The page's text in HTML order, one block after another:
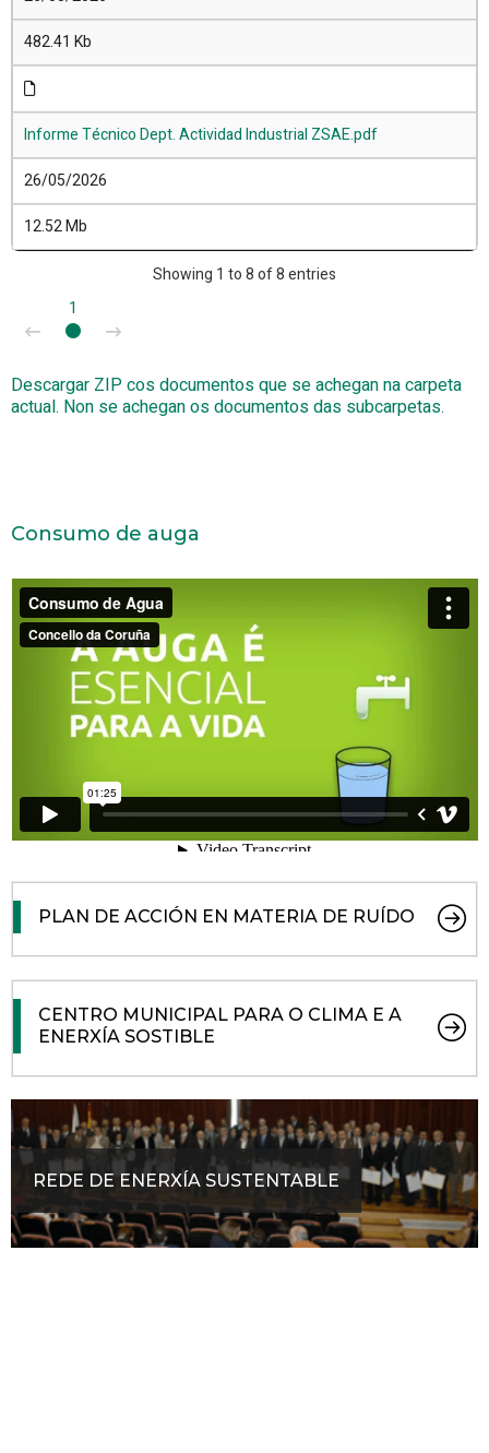
482.41 Kb
Informe Técnico Dept. Actividad Industrial ZSAE.pdf
26/05/2026
12.52 Mb
Showing 1 to 8 of 8 entries
1
Descargar ZIP cos documentos que se achegan na carpeta
actual. Non se achegan os documentos das subcarpetas.
Consumo de auga
PLAN DE ACCIÓN EN MATERIA DE RUÍDO
CENTRO MUNICIPAL PARA O CLIMA E A
ENERXÍA SOSTIBLE
REDE DE ENERXÍA SUSTENTABLE